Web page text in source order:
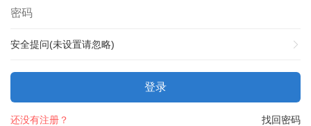
安全提问(未设置请忽略)
登录
找回密码
还没有注册？